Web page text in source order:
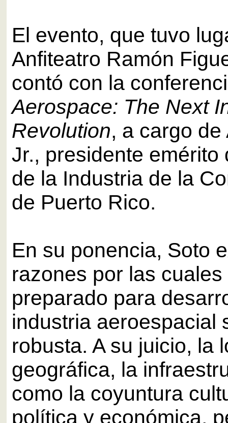
El evento, que tuvo
Anfiteatro Ramón
contó con la
Aerospace: The Next
Revolution, a cargo
Jr., presidente
de la Industria de la
de Puerto Rico.
En su ponencia, Soto
razones por las
preparado para
industria aeroespacial
robusta. A su juicio, la
geográfica, la
como la coyuntura
política y económica,